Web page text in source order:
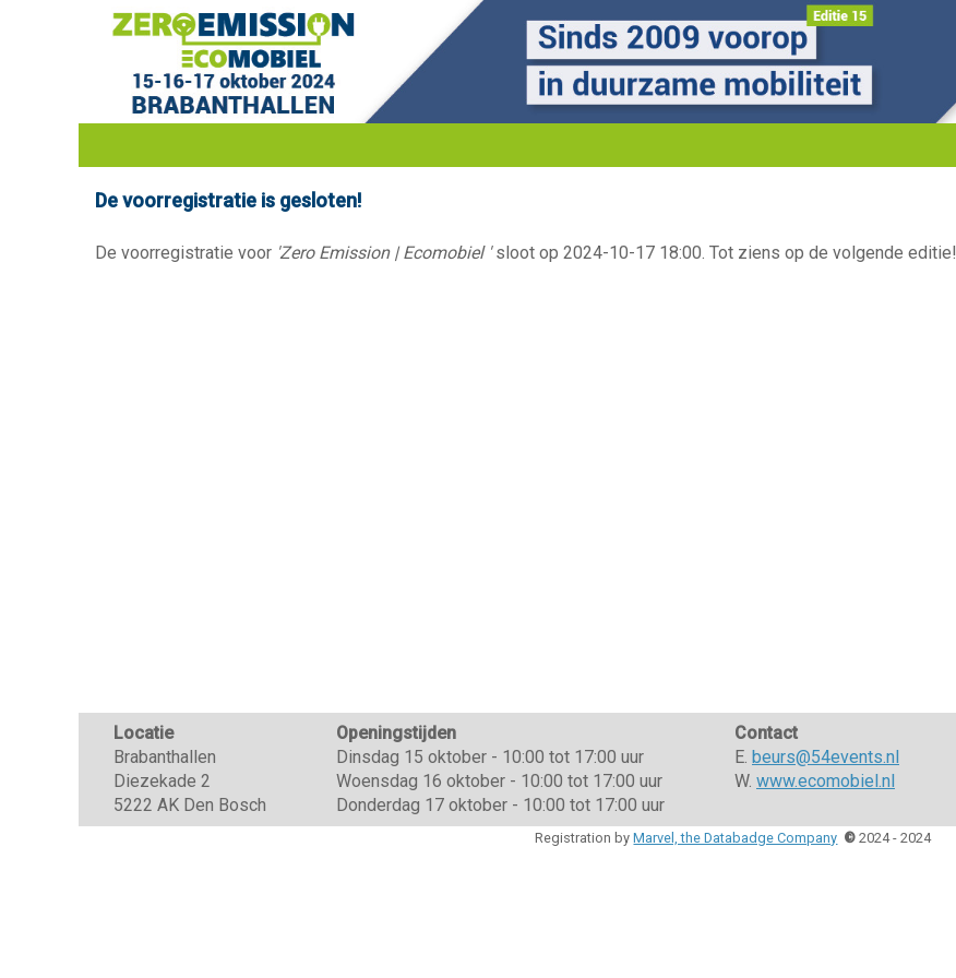
De voorregistratie is gesloten!
De voorregistratie voor 'Zero Emission | Ecomobiel ' sloot op 2024-10-17 18:00. Tot ziens op de volgende editie!
Locatie
Brabanthallen
Diezekade 2
5222 AK Den Bosch
Openingstijden
Dinsdag 15 oktober - 10:00 tot 17:00 uur
Woensdag 16 oktober - 10:00 tot 17:00 uur
Donderdag 17 oktober - 10:00 tot 17:00 uur
Contact
E. beurs@54events.nl
W. www.ecomobiel.nl
Registration byMarvel, the Databadge Company © 2024 - 2024